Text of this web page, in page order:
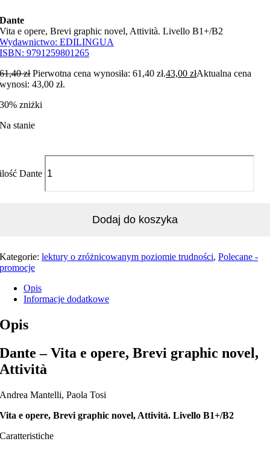
Dante
Vita e opere, Brevi graphic novel, Attività. Livello B1+/B2
Wydawnictwo:EDILINGUA
ISBN:9791259801265
61,40zł Pierwotna cena wynosiła: 61,40 zł.43,00złAktualna cena
wynosi: 43,00 zł.
30% zniżki
Na stanie
ilość Dante
Dodaj do koszyka
Kategorie:lektury o zróżnicowanym poziomie trudności,Polecane -
promocje
Opis
Informacje dodatkowe
Opis
Dante – Vita e opere, Brevi graphic novel,
Attività
Andrea Mantelli, Paola Tosi
Vita e opere, Brevi graphic novel, Attività. Livello B1+/B2
Caratteristiche